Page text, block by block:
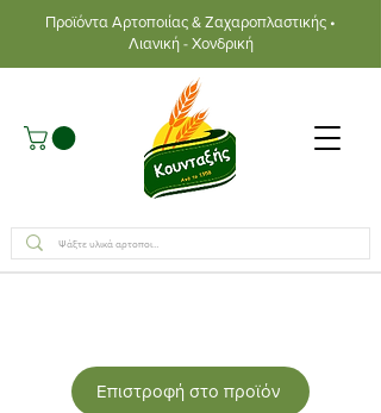
Προϊόντα Αρτοποιίας & Ζαχαροπλαστικής •
Λιανική - Χονδρική
Επιστροφή στο προϊόν